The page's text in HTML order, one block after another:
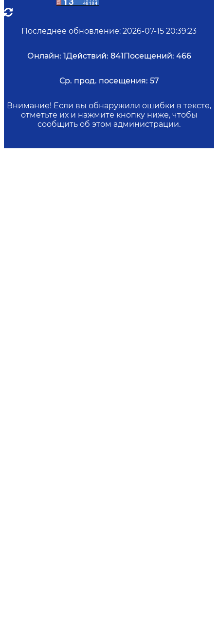
Последнее обновление: 2026-07-15 20:39:23
Онлайн: 1Действий: 841Посещений: 466
Ср. прод. посещения: 57
Внимание! Если вы обнаружили ошибки в тексте,
отметьте их и нажмите кнопку ниже, чтобы
сообщить об этом администрации.